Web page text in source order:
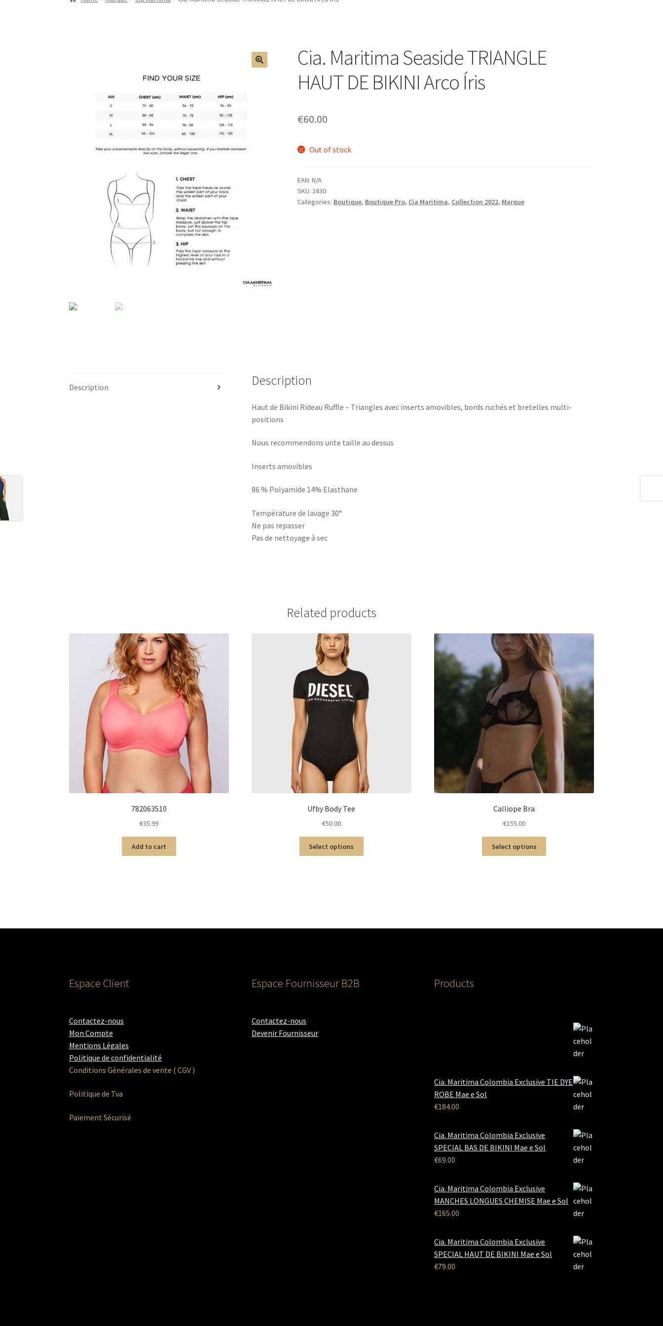
Cia. Maritima Seaside TRIANGLE
HAUT DE BIKINI Arco Íris
€60.00
Out of stock
EAN: N/A
SKU: 2430
Categories: Boutique, Boutique Pro, Cia Maritima, Collection 2022, Marque
Description Description
Haut de Bikini Rideau Ruffle – Triangles avec inserts amovibles, bords ruchés et bretelles multi-
positions
Nous recommendons unte taille au dessus
Inserts amovibles
86 % Polyamide 14% Elasthane
Température de lavage 30°
Ne pas repasser
Pas de nettoyage à sec
Related products
782063510
€35.99
Add to cart
Ufby Body Tee
€50.00
Select options
Calliope Bra
€155.00
Select options
Espace Client
Contactez-nous
Mon Compte
Mentions Légales
Politique de confidentialité
Conditions Générales de vente ( CGV )
Politique de Tva
Paiement Sécurisé
Espace Fournisseur B2B
Contactez-nous
Devenir Fournisseur
Products
Cia. Maritima Colombia Exclusive TIE DYE
ROBE Mae e Sol
€184.00
Cia. Maritima Colombia Exclusive
SPECIAL BAS DE BIKINI Mae e Sol
€69.00
Cia. Maritima Colombia Exclusive
MANCHES LONGUES CHEMISE Mae e Sol
€165.00
Cia. Maritima Colombia Exclusive
SPECIAL HAUT DE BIKINI Mae e Sol
€79.00